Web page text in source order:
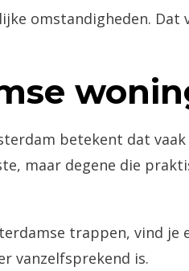
omstandigheden.
betekent dat
maar degene die
trappen, vind
vanzelfsprekend is.